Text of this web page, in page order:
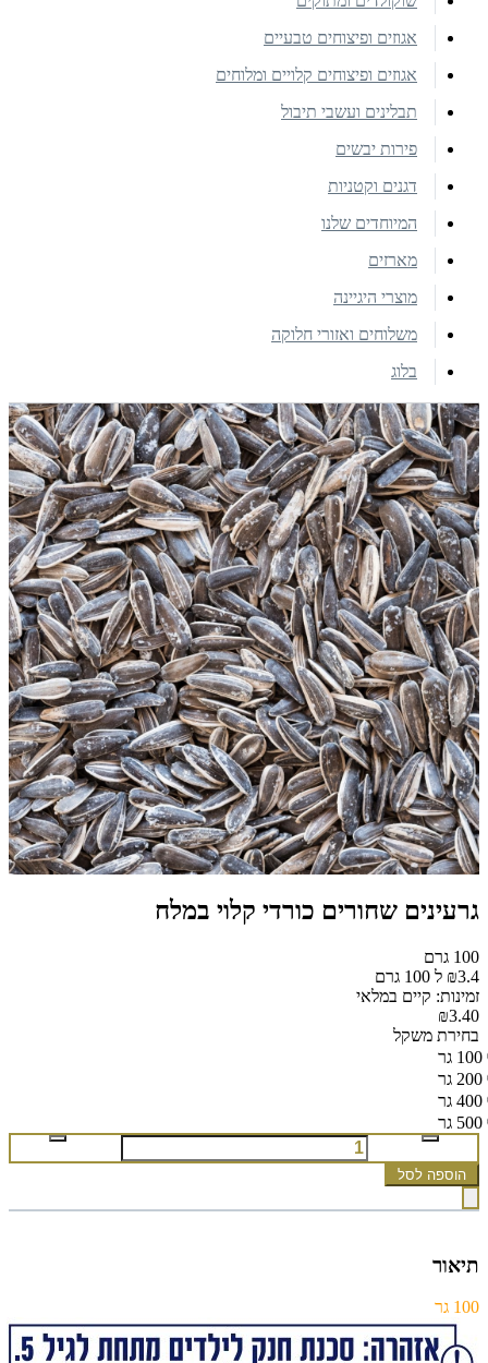
אגוזים ופיצוחים טבעיים
אגוזים ופיצוחים קלויים ומלוחים
תבלינים ועשבי תיבול
פירות יבשים
דגנים וקטניות
המיוחדים שלנו
מארזים
מוצרי היגיינה
משלוחים ואזורי חלוקה
בלוג
גרעינים שחורים כורדי קלוי במלח
100 גרם
₪3.4 ל 100 גרם
זמינות: קיים במלאי
₪3.40
בחירת משקל
100 גר
200 גר
400 גר
500 גר
הוספה לסל
תיאור
100 גר